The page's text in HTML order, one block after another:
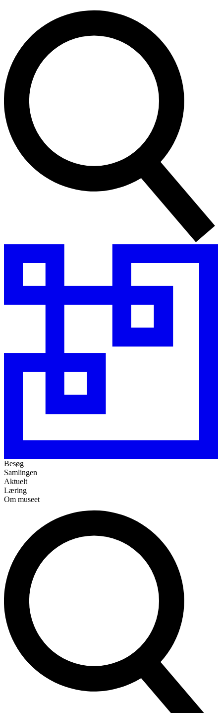
Besøg
Samlingen
Aktuelt
Læring
Om museet